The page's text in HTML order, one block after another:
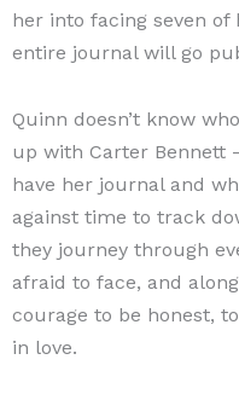
her into facing seven
entire journal will go
Quinn doesn’t know
up with Carter Bennett
have her journal and
against time to track
they journey through
afraid to face, and
courage to be honest,
in love.